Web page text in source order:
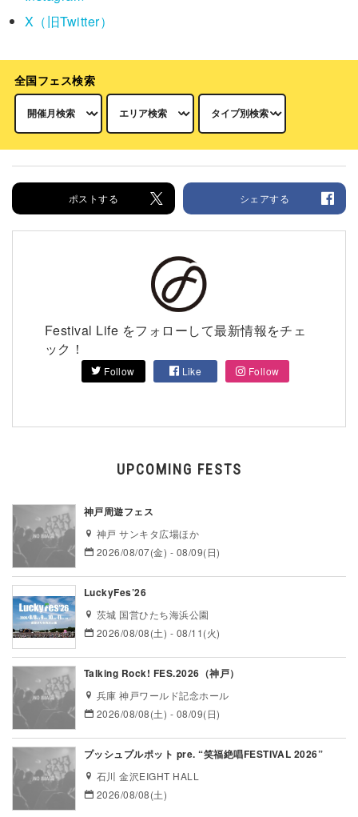
X（旧Twitter）
全国フェス検索
ポストする シェアする
Festival Life をフォローして最新情報をチェ
ック！
Follow Like Follow
UPCOMING FESTS
神戸周遊フェス
神戸 サンキタ広場ほか
2026/08/07(金) - 08/09(日)
LuckyFes’26
茨城 国営ひたち海浜公園
2026/08/08(土) - 08/11(火)
Talking Rock! FES.2026（神戸）
兵庫 神戸ワールド記念ホール
2026/08/08(土) - 08/09(日)
プッシュプルポット pre. “笑福絶唱FESTIVAL 2026”
石川 金沢EIGHT HALL
2026/08/08(土)